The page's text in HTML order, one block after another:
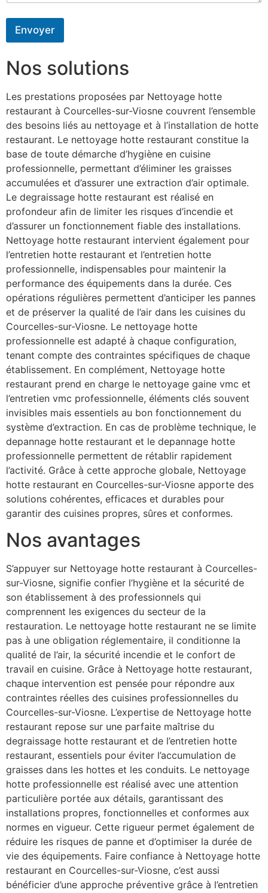
Envoyer
Nos solutions
Les prestations proposées par Nettoyage hotte
restaurant à Courcelles-sur-Viosne couvrent l’ensemble
des besoins liés au nettoyage et à l’installation de hotte
restaurant. Le nettoyage hotte restaurant constitue la
base de toute démarche d’hygiène en cuisine
professionnelle, permettant d’éliminer les graisses
accumulées et d’assurer une extraction d’air optimale.
Le degraissage hotte restaurant est réalisé en
profondeur afin de limiter les risques d’incendie et
d’assurer un fonctionnement fiable des installations.
Nettoyage hotte restaurant intervient également pour
l’entretien hotte restaurant et l’entretien hotte
professionnelle, indispensables pour maintenir la
performance des équipements dans la durée. Ces
opérations régulières permettent d’anticiper les pannes
et de préserver la qualité de l’air dans les cuisines du
Courcelles-sur-Viosne. Le nettoyage hotte
professionnelle est adapté à chaque configuration,
tenant compte des contraintes spécifiques de chaque
établissement. En complément, Nettoyage hotte
restaurant prend en charge le nettoyage gaine vmc et
l’entretien vmc professionnelle, éléments clés souvent
invisibles mais essentiels au bon fonctionnement du
système d’extraction. En cas de problème technique, le
depannage hotte restaurant et le depannage hotte
professionnelle permettent de rétablir rapidement
l’activité. Grâce à cette approche globale, Nettoyage
hotte restaurant en Courcelles-sur-Viosne apporte des
solutions cohérentes, efficaces et durables pour
garantir des cuisines propres, sûres et conformes.
Nos avantages
S’appuyer sur Nettoyage hotte restaurant à Courcelles-
sur-Viosne, signifie confier l’hygiène et la sécurité de
son établissement à des professionnels qui
comprennent les exigences du secteur de la
restauration. Le nettoyage hotte restaurant ne se limite
pas à une obligation réglementaire, il conditionne la
qualité de l’air, la sécurité incendie et le confort de
travail en cuisine. Grâce à Nettoyage hotte restaurant,
chaque intervention est pensée pour répondre aux
contraintes réelles des cuisines professionnelles du
Courcelles-sur-Viosne. L’expertise de Nettoyage hotte
restaurant repose sur une parfaite maîtrise du
degraissage hotte restaurant et de l’entretien hotte
restaurant, essentiels pour éviter l’accumulation de
graisses dans les hottes et les conduits. Le nettoyage
hotte professionnelle est réalisé avec une attention
particulière portée aux détails, garantissant des
installations propres, fonctionnelles et conformes aux
normes en vigueur. Cette rigueur permet également de
réduire les risques de panne et d’optimiser la durée de
vie des équipements. Faire confiance à Nettoyage hotte
restaurant en Courcelles-sur-Viosne, c’est aussi
bénéficier d’une approche préventive grâce à l’entretien